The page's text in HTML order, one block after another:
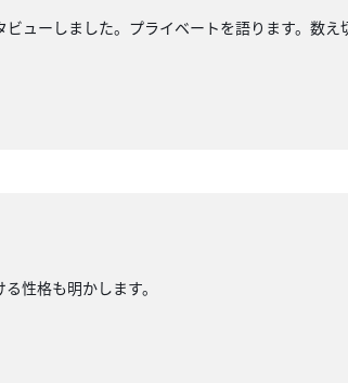
ューしました。プライベートを語ります。数
性格も明かします。